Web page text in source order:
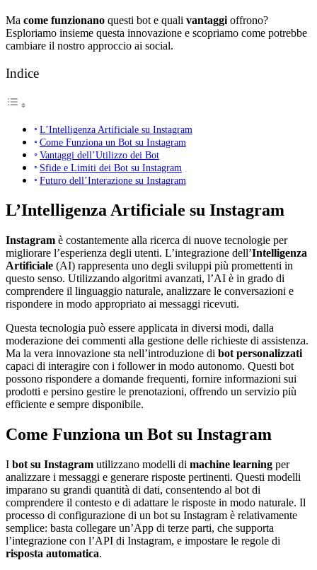
Ma come funzionano questi bot e quali vantaggi offrono?
Esploriamo insieme questa innovazione e scopriamo come potrebbe
cambiare il nostro approccio ai social.
Indice
L’Intelligenza Artificiale su Instagram
Come Funziona un Bot su Instagram
Vantaggi dell’Utilizzo dei Bot
Sfide e Limiti dei Bot su Instagram
Futuro dell’Interazione su Instagram
L’Intelligenza Artificiale su Instagram
Instagram è costantemente alla ricerca di nuove tecnologie per
migliorare l’esperienza degli utenti. L’integrazione dell’Intelligenza
Artificiale (AI) rappresenta uno degli sviluppi più promettenti in
questo senso. Utilizzando algoritmi avanzati, l’AI è in grado di
comprendere il linguaggio naturale, analizzare le conversazioni e
rispondere in modo appropriato ai messaggi ricevuti.
Questa tecnologia può essere applicata in diversi modi, dalla
moderazione dei commenti alla gestione delle richieste di assistenza.
Ma la vera innovazione sta nell’introduzione di bot personalizzati
capaci di interagire con i follower in modo autonomo. Questi bot
possono rispondere a domande frequenti, fornire informazioni sui
prodotti e persino gestire le prenotazioni, offrendo un servizio più
efficiente e sempre disponibile.
Come Funziona un Bot su Instagram
I bot su Instagram utilizzano modelli di machine learning per
analizzare i messaggi e generare risposte pertinenti. Questi modelli
imparano su grandi quantità di dati, consentendo al bot di
comprendere il contesto e di adattare le risposte in modo naturale. Il
processo di configurazione di un bot su Instagram è relativamente
semplice: basta collegare un’App di terze parti, che supporta
l’integrazione con l’API di Instagram, e impostare le regole di
risposta automatica.